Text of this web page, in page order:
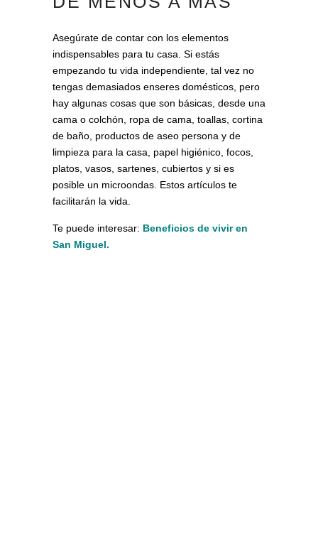
Asegúrate de contar con los elementos
indispensables para tu casa. Si estás
empezando tu vida independiente, tal vez no
tengas demasiados enseres domésticos, pero
hay algunas cosas que son básicas, desde una
cama o colchón, ropa de cama, toallas, cortina
de baño, productos de aseo persona y de
limpieza para la casa, papel higiénico, focos,
platos, vasos, sartenes, cubiertos y si es
posible un microondas. Estos artículos te
facilitarán la vida.
Te puede interesar: Beneficios de vivir en
San Miguel.